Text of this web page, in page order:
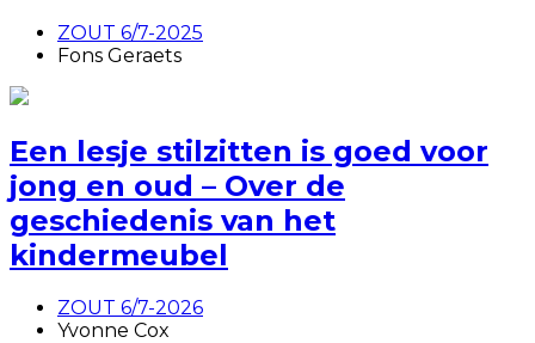
ZOUT 6/7-2025
Fons Geraets
Een lesje stilzitten is goed voor
jong en oud – Over de
geschiedenis van het
kindermeubel
ZOUT 6/7-2026
Yvonne Cox